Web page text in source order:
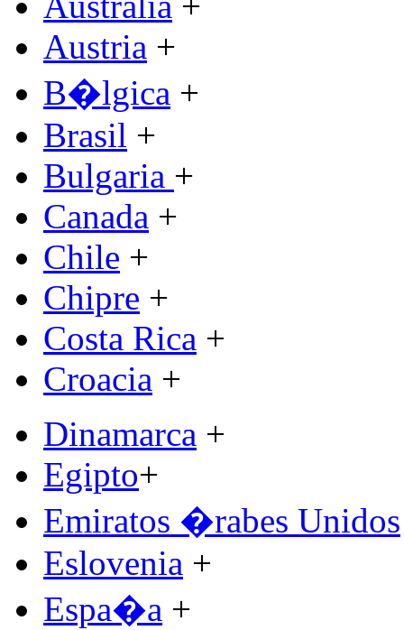
Austria +
B�lgica +
Brasil +
Bulgaria +
Canada +
Chile +
Chipre +
Costa Rica +
Croacia +
Dinamarca +
Egipto+
Emiratos �rabes Unidos
Eslovenia +
Espa�a +